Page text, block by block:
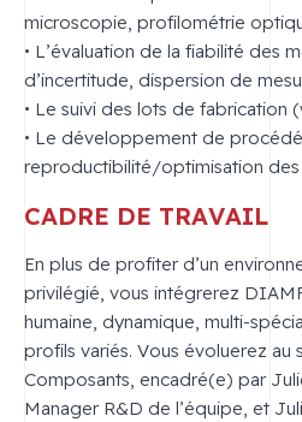
microscopie, profilométrie
• L’évaluation de la fiabilité des
d’incertitude, dispersion de
• Le suivi des lots de fabrication
• Le développement de
reproductibilité/optimisation
CADRE DE TRAVAIL
En plus de profiter d’un
privilégié, vous intégrerez
humaine, dynamique, multi-
profils variés. Vous évoluerez au
Composants, encadré(e) par
Manager R&D de l’équipe, et